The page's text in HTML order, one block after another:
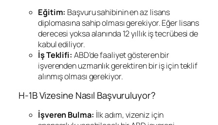
Eğitim: Başvuru sahibinin en az lisans
diplomasına sahip olması gerekiyor. Eğer lisans
derecesi yoksa alanında 12 yıllık iş tecrübesi de
kabul ediliyor.
İş Teklifi: ABD’de faaliyet gösteren bir
işverenden uzmanlık gerektiren bir iş için teklif
alınmış olması gerekiyor.
H-1B Vizesine Nasıl Başvuruluyor?
İşveren Bulma: İlk adım, vizeniz için